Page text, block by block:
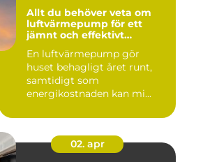
Allt du behöver veta om
luftvärmepump för ett
jämnt och effektivt
En luftvärmepump gör
huset behagligt året runt,
samtidigt som
energikostnaden kan mi...
02. apr